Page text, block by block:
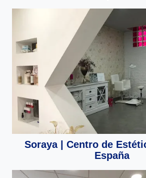
Soraya | Centro de
España